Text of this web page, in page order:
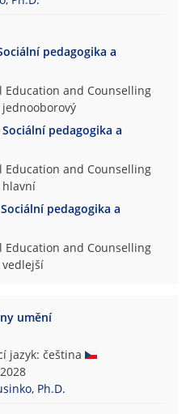
pedagogika a
Education and Counselling
Sociální pedagogika a
Education and Counselling
hlavní
Sociální pedagogika a
Education and Counselling
umění
jazyk: čeština
Ph.D.